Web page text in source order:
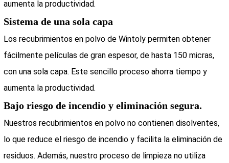
aumenta la productividad.
Sistema de una sola capa
Los recubrimientos en polvo de Wintoly permiten obtener
fácilmente películas de gran espesor, de hasta 150 micras,
con una sola capa. Este sencillo proceso ahorra tiempo y
aumenta la productividad.
Bajo riesgo de incendio y eliminación segura.
Nuestros recubrimientos en polvo no contienen disolventes,
lo que reduce el riesgo de incendio y facilita la eliminación de
residuos. Además, nuestro proceso de limpieza no utiliza